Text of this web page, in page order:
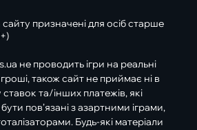
призначені для осіб старше
не проводить ігри на реальні
також сайт не приймає ні в
та/інших платежів, які
пов’язані з азартними іграми,
Будь-які матеріали